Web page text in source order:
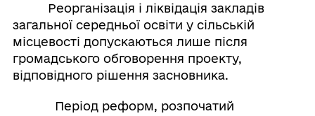
Реорганізація і ліквідація закладів
загальної середньої освіти у сільській
місцевості допускаються лише після
громадського обговорення проекту,
відповідного рішення засновника.
Період реформ, розпочатий